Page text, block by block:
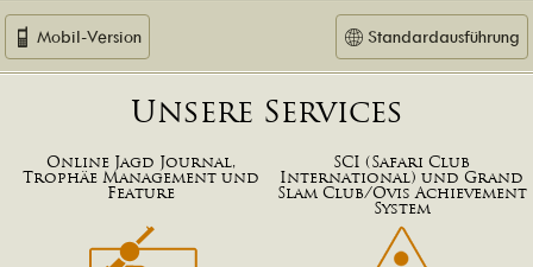
Mobil-Version Standardausführung
Unsere Services
Online Jagd Journal,
Trophäe Management und
Feature
SCI (Safari Club
International) und Grand
Slam Club/Ovis Achievement
System